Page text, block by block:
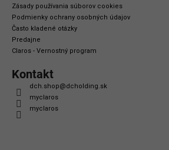
Zásady používania súborov cookies
Podmienky ochrany osobných údajov
Často kladené otázky
Predajne
Claros - Vernostný program
Kontakt
dch.shop@dcholding.sk
myclaros
myclaros